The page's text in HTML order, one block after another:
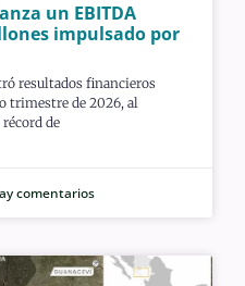
un EBITDA
impulsado por
resultados financieros
trimestre de 2026, al
de
comentarios